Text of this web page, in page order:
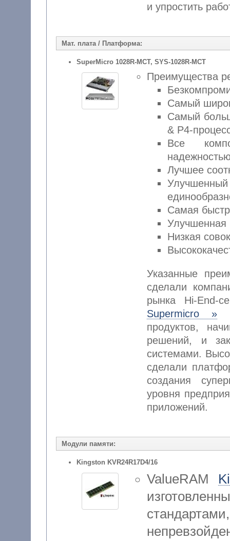
и упростить
Мат. плата / Платформа:
SuperMicro 1028R-MCT, SYS-1028R-MCT
Преимущества
Самый
Самый
& P4-
Все
Лучшее
Самая
Улучшенная
Низкая
Указанные
сделали
рынка Hi-End-
Supermicro »
продуктов,
решений, и
системами.
сделали
создания
уровня
приложений.
Модули памяти:
Kingston KVR24R17D4/16
ValueRAM